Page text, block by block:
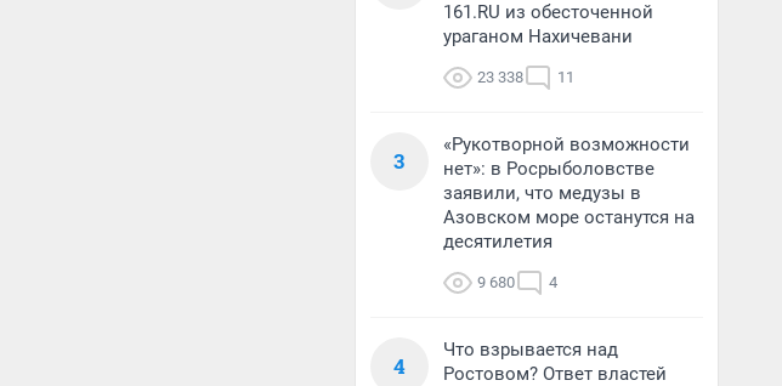
161.RU из обесточенной
ураганом Нахичевани
23 338 11
3
«Рукотворной возможности
нет»: в Росрыболовстве
заявили, что медузы в
Азовском море останутся на
десятилетия
9 680 4
4
Что взрывается над
Ростовом? Ответ властей